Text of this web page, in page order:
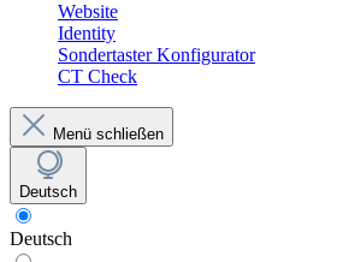
Website
Identity
Sondertaster Konfigurator
CT Check
Menü schließen
Deutsch
Deutsch